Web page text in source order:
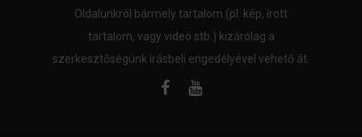
Oldalunkról bármely tartalom (pl. kép, írott
tartalom, vagy videó stb.) kizárólag a
szerkesztőségünk írásbeli engedélyével vehető át.